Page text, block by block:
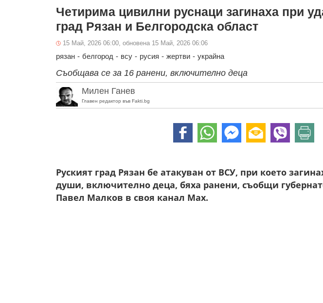
Четирима цивилни руснаци загинаха при
град Рязан и Белгородска област
15 Май, 2026 06:00, обновена 15 Май, 2026 06:06
рязан - белгород - всу - русия - жертви - украйна
Съобщава се за 16 ранени, включително деца
Милен Ганев
Главен редактор във Fakti.bg
Руският град Рязан бе атакуван от ВСУ, при което
души, включително деца, бяха ранени, съобщи
Павел Малков в своя канал Max.